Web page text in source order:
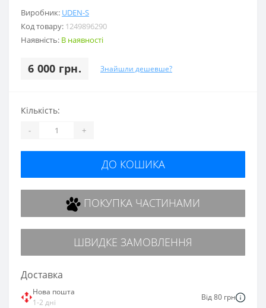
Виробник: UDEN-S
Код товару: 1249896290
Наявність: В наявності
6 000 грн. Знайшли дешевше?
Кількість:
- +
ДО КОШИКА
ПОКУПКА ЧАСТИНАМИ
ШВИДКЕ ЗАМОВЛЕННЯ
Доставка
Нова пошта
1-2 дні
Від 80 грн